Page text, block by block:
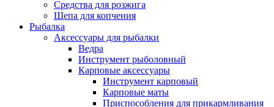
Средства для розжига
Щепа для копчения
Рыбалка
Аксессуары для рыбалки
Ведра
Инструмент рыболовный
Карповые аксессуары
Инструмент карповый
Карповые маты
Приспособления для прикармливания